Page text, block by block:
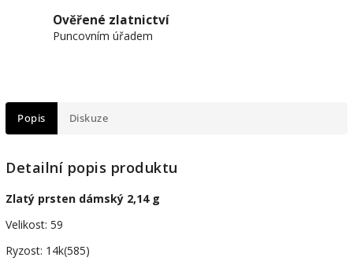
Ověřené zlatnictví
Puncovním úřadem
Popis Diskuze
Detailní popis produktu
Zlatý prsten dámský 2,14 g
Velikost: 59
Ryzost: 14k(585)